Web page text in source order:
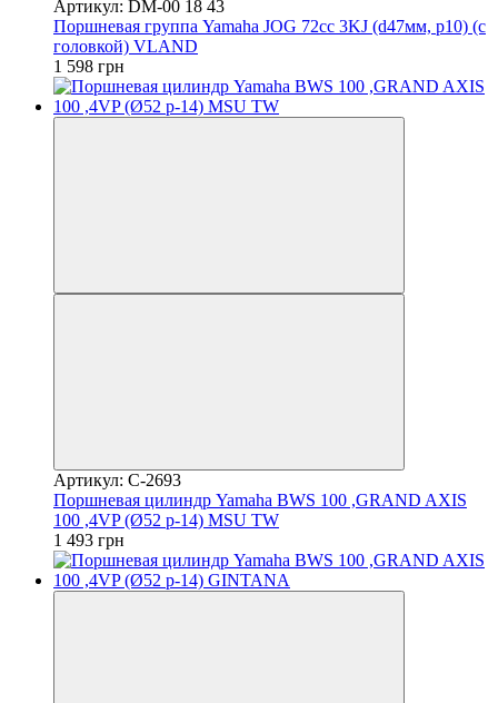
Артикул: DM-00 18 43
Поршневая группа Yamaha JOG 72cc 3KJ (d47мм, p10) (c
головкой) VLAND
1 598 грн
Артикул: C-2693
Поршневая цилиндр Yamaha BWS 100 ,GRAND AXIS
100 ,4VP (Ø52 p-14) MSU TW
1 493 грн